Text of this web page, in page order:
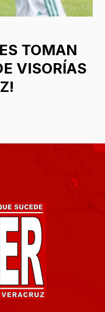
TOMAN
VISORÍAS